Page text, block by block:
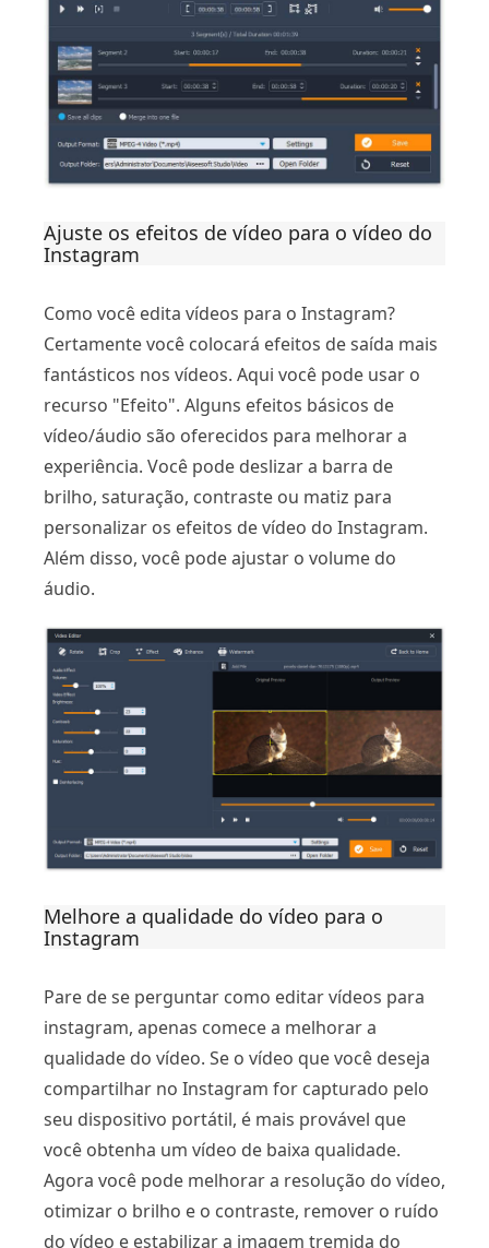
Ajuste os efeitos de vídeo para o vídeo do
Instagram
Como você edita vídeos para o Instagram?
Certamente você colocará efeitos de saída mais
fantásticos nos vídeos. Aqui você pode usar o
recurso "Efeito". Alguns efeitos básicos de
vídeo/áudio são oferecidos para melhorar a
experiência. Você pode deslizar a barra de
brilho, saturação, contraste ou matiz para
personalizar os efeitos de vídeo do Instagram.
Além disso, você pode ajustar o volume do
áudio.
Melhore a qualidade do vídeo para o
Instagram
Pare de se perguntar como editar vídeos para
instagram, apenas comece a melhorar a
qualidade do vídeo. Se o vídeo que você deseja
compartilhar no Instagram for capturado pelo
seu dispositivo portátil, é mais provável que
você obtenha um vídeo de baixa qualidade.
Agora você pode melhorar a resolução do vídeo,
otimizar o brilho e o contraste, remover o ruído
do vídeo e estabilizar a imagem tremida do